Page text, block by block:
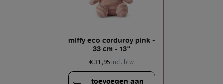
miffy eco corduroy pink -
33 cm - 13"
€ 31,95 incl. btw
toevoegen aan